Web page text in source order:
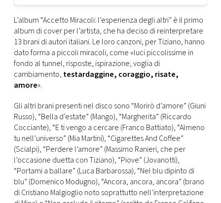
L’album “Accetto Miracoli: l’esperienza degli altri” è il primo
album di cover per l’artista, che ha deciso di reinterpretare
13 brani di autori italiani. Le loro canzoni, per Tiziano, hanno
dato forma a piccoli miracoli, come «luci piccolissime in
fondo al tunnel, risposte, ispirazione, voglia di
cambiamento, testardaggine, coraggio, risate,
amore».
Gli altri brani presenti nel disco sono “Morirò d’amore” (Giuni
Russo), “Bella d’estate” (Mango), “Margherita” (Riccardo
Cocciante), “E ti vengo a cercare (Franco Battiato), “Almeno
tu nell’universo” (Mia Martini), “Cigarettes And Coffee”
(Scialpi), “Perdere l’amore” (Massimo Ranieri, che per
l’occasione duetta con Tiziano), “Piove” (Jovanotti),
“Portami a ballare” (Luca Barbarossa), “Nel blu dipinto di
blu” (Domenico Modugno), “Ancora, ancora, ancora” (brano
di Cristiano Malgioglio noto soprattutto nell’interpretazione